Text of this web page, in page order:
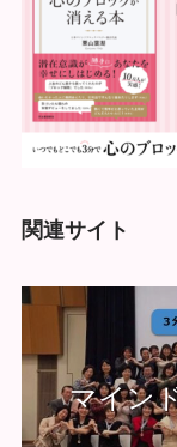
関連サイト
マイン